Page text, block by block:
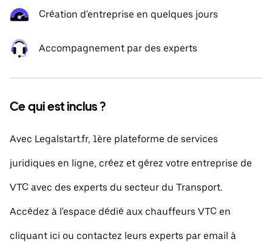
Création d'entreprise en quelques jours
Accompagnement par des experts
Ce qui est inclus ?
Avec Legalstart.fr, 1ère plateforme de services
juridiques en ligne, créez et gérez votre entreprise de
VTC avec des experts du secteur du Transport.
Accédez à l'espace dédié aux chauffeurs VTC en
cliquant ici ou contactez leurs experts par email à